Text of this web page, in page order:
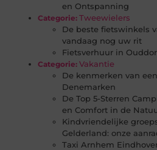
en Ontspanning
Categorie: Tweewielers
De beste fietswinkels
vandaag nog uw rit
Fietsverhuur in
Categorie: Vakantie
De kenmerken van
Denemarken
De Top 5-Sterren
en Comfort in de
Kindvriendelijke
Gelderland: onze
Taxi Arnhem